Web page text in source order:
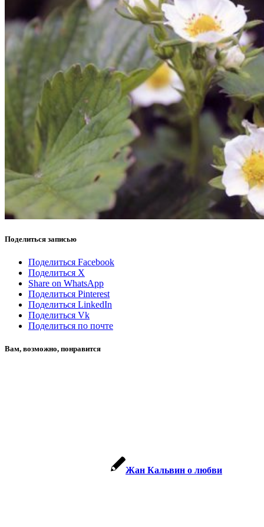
Поделиться записью
Поделиться Facebook
Поделиться X
Share on WhatsApp
Поделиться Pinterest
Поделиться LinkedIn
Поделиться Vk
Поделиться по почте
Вам, возможно, понравится
Жан Кальвин о любви